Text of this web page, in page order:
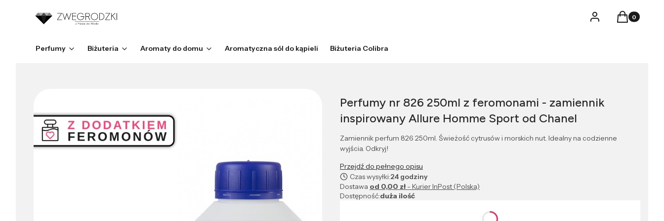
LogowanieProdukty w
Koszyk
Perfumy Biżuteria Aromaty do domu Aromatyczna sól do kąpieli Biżuteria Colibra
Perfumy nr 826 250ml z feromonami - zamiennik
inspirowany Allure Homme Sport od Chanel
Zamiennik perfum 826 250ml. Świeżość cytrusów i morskich nut. Idealny na codzienne
wyjścia. Odkryj!
Przejdź do pełnego opisu
Czas wysyłki:24 godziny
Dostawa od 0,00 zł- Kurier InPost (Polska)
Dostępność:duża ilość